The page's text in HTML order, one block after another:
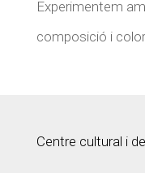
Experimentem
composició i color
Centre cultural i